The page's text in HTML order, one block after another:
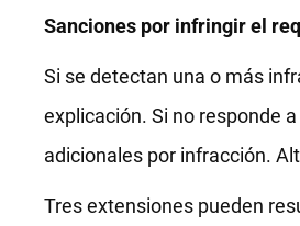
Sanciones por infringir el
Si se detectan una o más
explicación. Si no responde
adicionales por infracción.
Tres extensiones pueden